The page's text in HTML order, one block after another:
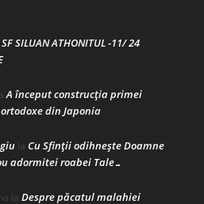
SF SILUAN ATHONITUL -11/ 24
A început construcţia primei
din Japonia
la Cu Sfinții odihnește Doamne
adormitei roabei Tale…
la Despre păcatul malahiei